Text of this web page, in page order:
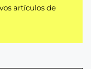
artículos de